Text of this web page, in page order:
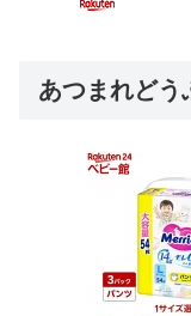
あつまれど